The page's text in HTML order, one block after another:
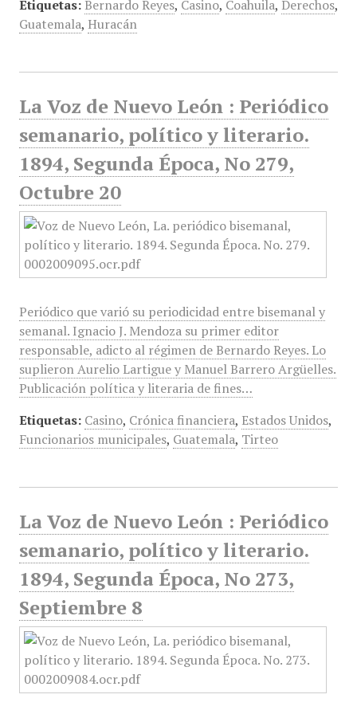
Etiquetas: Bernardo Reyes, Casino, Coahuila, Derechos,
Guatemala, Huracán
La Voz de Nuevo León : Periódico
semanario, político y literario.
1894, Segunda Época, No 279,
Octubre 20
Periódico que varió su periodicidad entre bisemanal y
semanal. Ignacio J. Mendoza su primer editor
responsable, adicto al régimen de Bernardo Reyes. Lo
suplieron Aurelio Lartigue y Manuel Barrero Argüelles.
Publicación política y literaria de fines…
Etiquetas: Casino, Crónica financiera, Estados Unidos,
Funcionarios municipales, Guatemala, Tirteo
La Voz de Nuevo León : Periódico
semanario, político y literario.
1894, Segunda Época, No 273,
Septiembre 8